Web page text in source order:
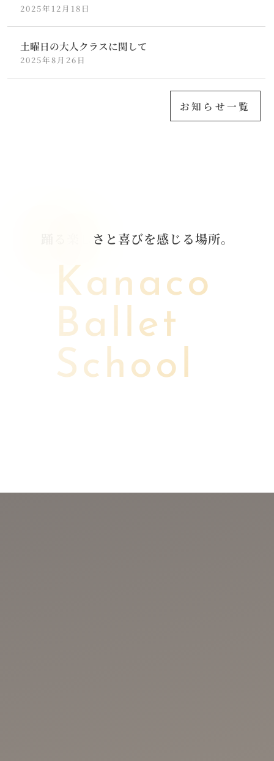
2025年12月18日
土曜日の大人クラスに関して
2025年8月26日
お知らせ一覧
さ と喜びを感じ る場所。
Kanaco
Ballet
School